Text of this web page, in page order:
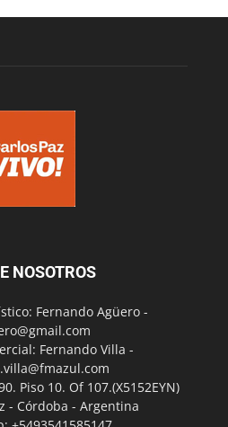
NOSOTROS
Fernando Agüero -
Fernando Villa -
Piso 10. Of 107.(X5152EYN)
- Córdoba - Argentina